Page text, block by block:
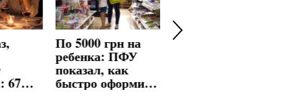
67%
По 5000 грн на
ребенка: ПФУ
показал, как
быстро оформить
выплату
Китайский